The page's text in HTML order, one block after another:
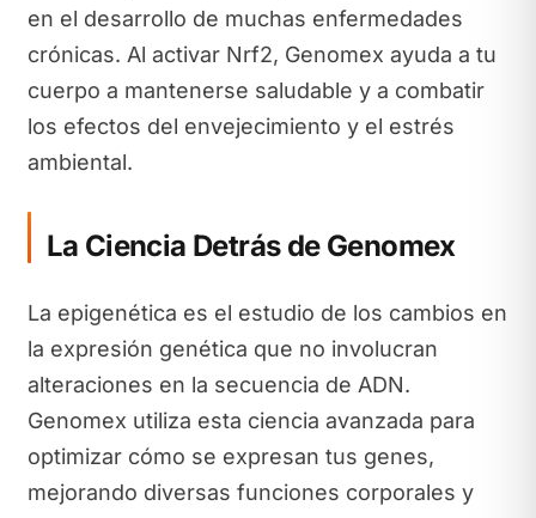
en el desarrollo de muchas enfermedades
crónicas. Al activar Nrf2, Genomex ayuda a tu
cuerpo a mantenerse saludable y a combatir
los efectos del envejecimiento y el estrés
ambiental.
La Ciencia Detrás de Genomex
La epigenética es el estudio de los cambios en
la expresión genética que no involucran
alteraciones en la secuencia de ADN.
Genomex utiliza esta ciencia avanzada para
optimizar cómo se expresan tus genes,
mejorando diversas funciones corporales y